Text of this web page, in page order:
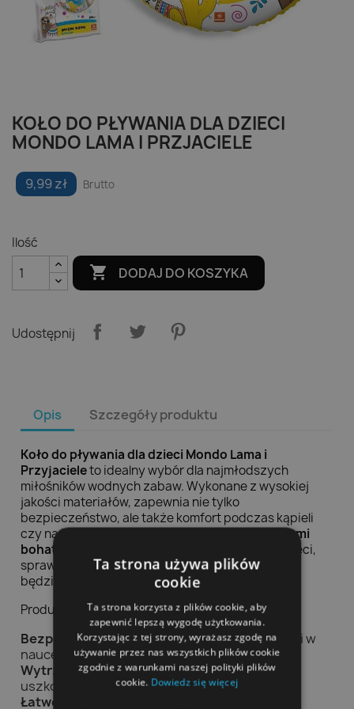
KOŁO DO PŁYWANIA DLA DZIECI
MONDO LAMA I PRZJACIELE
9,99 zł Brutto
Ilość
 DODAJ DO KOSZYKA
Udostępnij
Opis Szczegóły produktu
Koło do pływania dla dzieci Mondo Lama i
Przyjacieleto idealny wybór dla najmłodszych
miłośników wodnych zabaw. Wykonane z wysokiej
jakości materiałów, zapewnia nie tylko
bezpieczeństwo, ale także komfort podczas kąpieli
czy na basenie.
Kolorowe motywy z popularnymi
bohaterami
z pewnością przyciągną uwagę dzieci,
sprawiając, że każda chwila spędzona w wodzie
będzie pełna radości i ekscytacji.
Produkt wyróżnia się:
Bezpieczną konstrukcją, która wspiera dzieci w
nauce pływania.
Wytrzymałym materiałem, odpornym na
uszkodzenia.
Łatwością w przechowywaniu
Ta strona używa plików
cookie
Ta strona korzysta z plików cookie, aby
zapewnić lepszą wygodę użytkowania.
Korzystając z tej strony, wyrażasz zgodę na
używanie przez nas wszystkich plików cookie
zgodnie z warunkami naszej polityki plików
cookie. Dowiedz się więcej